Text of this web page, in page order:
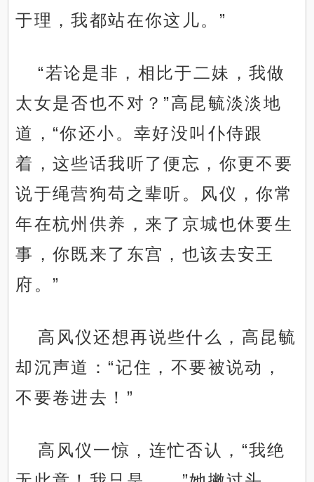
于理，我都站在你这儿。”
“若论是非，相比于二妹，我做
太女是否也不对？”高昆毓淡淡地
道，“你还小。幸好没叫仆侍跟
着，这些话我听了便忘，你更不要
说于绳营狗苟之辈听。风仪，你常
年在杭州供养，来了京城也休要生
事，你既来了东宫，也该去安王
府。”
高风仪还想再说些什么，高昆毓
却沉声道：“记住，不要被说动，
不要卷进去！”
高风仪一惊，连忙否认，“我绝